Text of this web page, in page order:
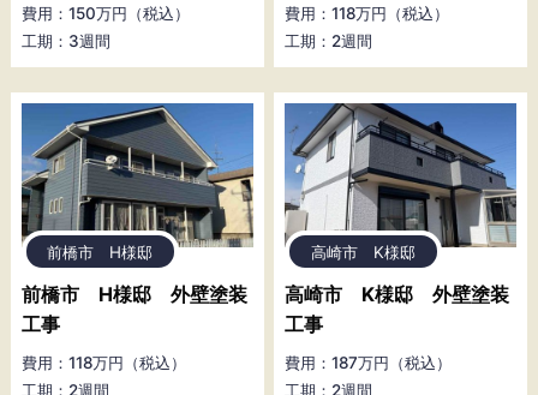
費用：150万円（税込）
工期：3週間
費用：118万円（税込）
工期：2週間
前橋市 H様邸
前橋市 H様邸 外壁塗装
工事
費用：118万円（税込）
工期：2週間
高崎市 K様邸
高崎市 K様邸 外壁塗装
工事
費用：187万円（税込）
工期：2週間